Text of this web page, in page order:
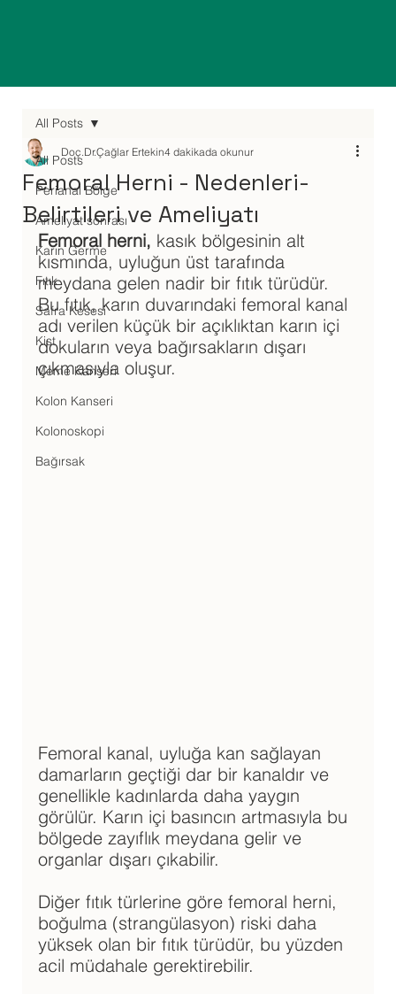
All Posts
Perianal Bölge
Ameliyat sonrası
Karın Germe
Fıtık
Safra Kesesi
Kist
Meme Kanseri
Kolon Kanseri
Kolonoskopi
Bağırsak
All Posts
Femoral Herni - Nedenleri-
Belirtileri ve Ameliyatı
Doç.Dr.Çağlar Ertekin4 dakikada okunur
Femoral herni, kasık bölgesinin alt
kısmında, uyluğun üst tarafında
meydana gelen nadir bir fıtık türüdür.
Bu fıtık, karın duvarındaki femoral kanal
adı verilen küçük bir açıklıktan karın içi
dokuların veya bağırsakların dışarı
çıkmasıyla oluşur.
Femoral kanal, uyluğa kan sağlayan
damarların geçtiği dar bir kanaldır ve
genellikle kadınlarda daha yaygın
görülür. Karın içi basıncın artmasıyla bu
bölgede zayıflık meydana gelir ve
organlar dışarı çıkabilir.
Diğer fıtık türlerine göre femoral herni,
boğulma (strangülasyon) riski daha
yüksek olan bir fıtık türüdür, bu yüzden
acil müdahale gerektirebilir.